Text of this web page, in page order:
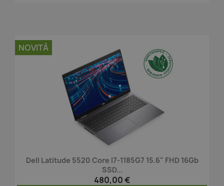
Dell Latitude 5520 Core I7-1185G7 15.6" FHD 16Gb
SSD...
480,00 €
NOVITÀ